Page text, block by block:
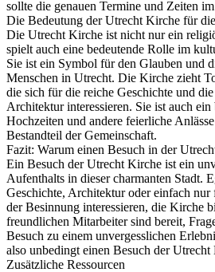
sollte die genauen Termine und Zeiten
Die Bedeutung der Utrecht Kirche für
Die Utrecht Kirche ist nicht nur ein
spielt auch eine bedeutende Rolle im
Sie ist ein Symbol für den Glauben und
Menschen in Utrecht. Die Kirche zieht
die sich für die reiche Geschichte und
Architektur interessieren. Sie ist auch
Hochzeiten und andere feierliche
Bestandteil der Gemeinschaft.
Fazit: Warum einen Besuch in der
Ein Besuch der Utrecht Kirche ist ein
Aufenthalts in dieser charmanten Stadt.
Geschichte, Architektur oder einfach
der Besinnung interessieren, die Kirche
freundlichen Mitarbeiter sind bereit,
Besuch zu einem unvergesslichen
also unbedingt einen Besuch der
Zusätzliche Ressourcen